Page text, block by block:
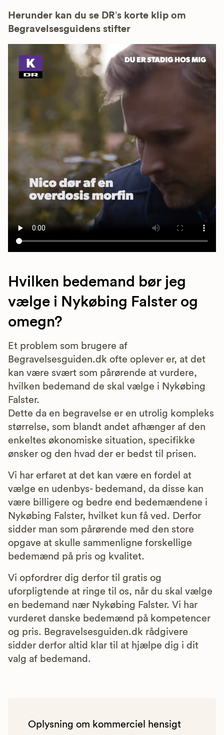
Herunder kan du se DR’s korte klip om
Begravelsesguidens stifter
Hvilken bedemand bør jeg
vælge i Nykøbing Falster og
omegn?
Et problem som brugere af
Begravelsesguiden.dk ofte oplever er, at det
kan være svært som pårørende at vurdere,
hvilken bedemand de skal vælge i Nykøbing
Falster.
Dette da en begravelse er en utrolig kompleks
størrelse, som blandt andet afhænger af den
enkeltes økonomiske situation, specifikke
ønsker og den hvad der er bedst til prisen.
Vi har erfaret at det kan være en fordel at
vælge en udenbys- bedemand, da disse kan
være billigere og bedre end bedemændene i
Nykøbing Falster, hvilket kun få ved. Derfor
sidder man som pårørende med den store
opgave at skulle sammenligne forskellige
bedemænd på pris og kvalitet.
Vi opfordrer dig derfor til gratis og
uforpligtende at ringe til os, når du skal vælge
en bedemand nær Nykøbing Falster. Vi har
vurderet danske bedemænd på kompetencer
og pris. Begravelsesguiden.dk rådgivere
sidder derfor altid klar til at hjælpe dig i dit
valg af bedemand.
Oplysning om kommerciel hensigt